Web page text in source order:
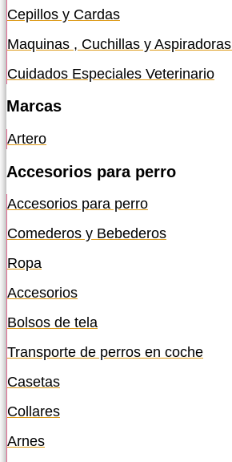
Cepillos y Cardas
Maquinas , Cuchillas y
Cuidados Especiales Veterinario
Marcas
Artero
Accesorios para perro
Accesorios para perro
Comederos y Bebederos
Ropa
Accesorios
Bolsos de tela
Transporte de perros en coche
Casetas
Collares
Arnes